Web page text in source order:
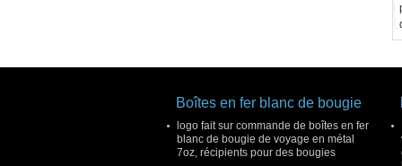
Boîtes en fer blanc de bougie
logo fait sur commande de boîtes en fer
blanc de bougie de voyage en métal
7oz, récipients pour des bougies